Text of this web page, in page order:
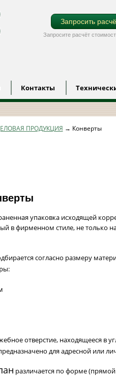
Запросить
Запросите расчёт
Контакты
ПРОДУКЦИЯ → Конверты
упаковка исходящей
в фирменном стиле, не только
согласно размеру
отверстие, находящееся в
для адресной или
различается по форме